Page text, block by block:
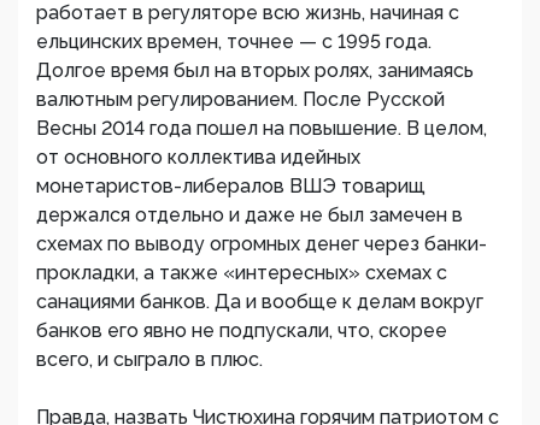
работает в регуляторе всю жизнь, начиная с
ельцинских времен, точнее — с 1995 года.
Долгое время был на вторых ролях, занимаясь
валютным регулированием. После Русской
Весны 2014 года пошел на повышение. В целом,
от основного коллектива идейных
монетаристов-либералов ВШЭ товарищ
держался отдельно и даже не был замечен в
схемах по выводу огромных денег через банки-
прокладки, а также «интересных» схемах с
санациями банков. Да и вообще к делам вокруг
банков его явно не подпускали, что, скорее
всего, и сыграло в плюс.
Правда, назвать Чистюхина горячим патриотом с